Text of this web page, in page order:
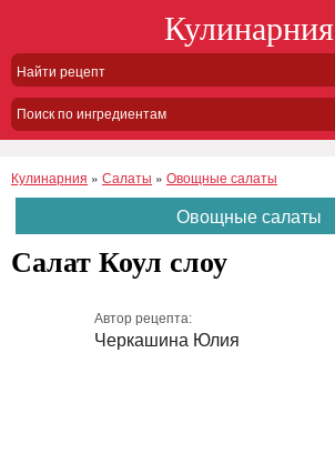
Кулинарния
Поиск по ингредиентам
Кулинарния » Салаты » Овощные салаты
Овощные салаты
Салат Коул слоу
Автор рецепта:
Черкашина Юлия